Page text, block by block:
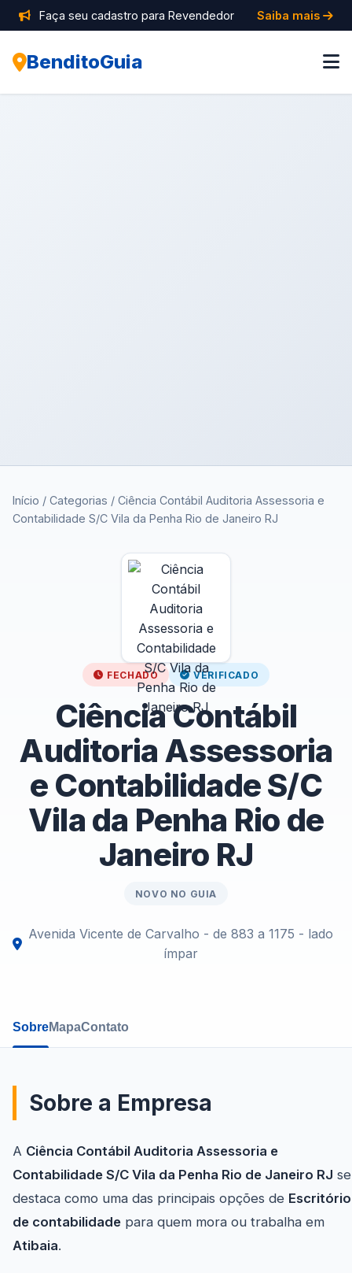
Faça seu cadastro para Revendedor Saiba mais
BenditoGuia
Início / Categorias / Ciência Contábil Auditoria Assessoria e
Contabilidade S/C Vila da Penha Rio de Janeiro RJ
FECHADO VERIFICADO
Ciência Contábil
Auditoria Assessoria
e Contabilidade S/C
Vila da Penha Rio de
Janeiro RJ
NOVO NO GUIA
Avenida Vicente de Carvalho - de 883 a 1175 - lado
ímpar
SobreMapaContato
Sobre a Empresa
A Ciência Contábil Auditoria Assessoria e
Contabilidade S/C Vila da Penha Rio de Janeiro RJ se
destaca como uma das principais opções de Escritório
de contabilidade para quem mora ou trabalha em
Atibaia.